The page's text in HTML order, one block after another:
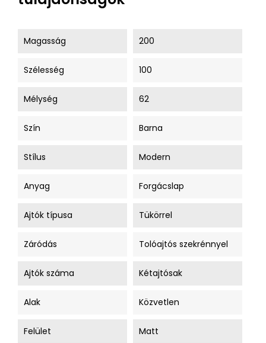
Magasság 200
Szélesség 100
Mélység 62
Szín Barna
Stílus Modern
Anyag Forgácslap
Ajtók típusa Tükörrel
Záródás Tolóajtós szekrénnyel
Ajtók száma Kétajtósak
Alak Közvetlen
Felület Matt